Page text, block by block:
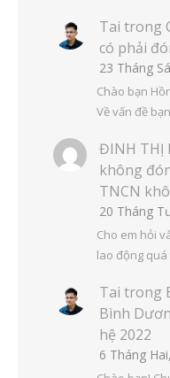
Tai trong
có phải
23 Tháng
Chào bạn
Về vấn đề
ĐINH THỊ
không
TNCN
20 Tháng
Cho em hỏi
lao động
Tai trong
Bình
hệ 2022
6 Tháng